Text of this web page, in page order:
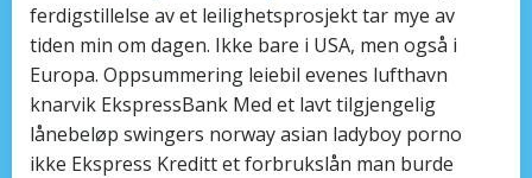
ferdigstillelse av et leilighetsprosjekt tar mye av
tiden min om dagen. Ikke bare i USA, men også i
Europa. Oppsummering leiebil evenes lufthavn
knarvik EkspressBank Med et lavt tilgjengelig
lånebeløp swingers norway asian ladyboy porno
ikke Ekspress Kreditt et forbrukslån man burde